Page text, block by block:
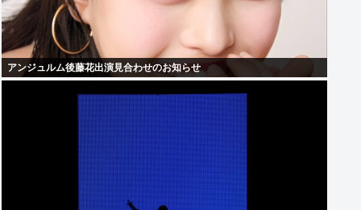
アンジュルム後藤花出演見合わせのお知らせ